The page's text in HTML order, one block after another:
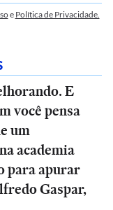
e Política de Privacidade.
E
você pensa
um
academia
para apurar
Gaspar,